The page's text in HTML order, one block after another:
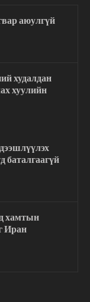
аюулгүй
худалдан
хуулийн
баталгаагүй
хамтын
Иран